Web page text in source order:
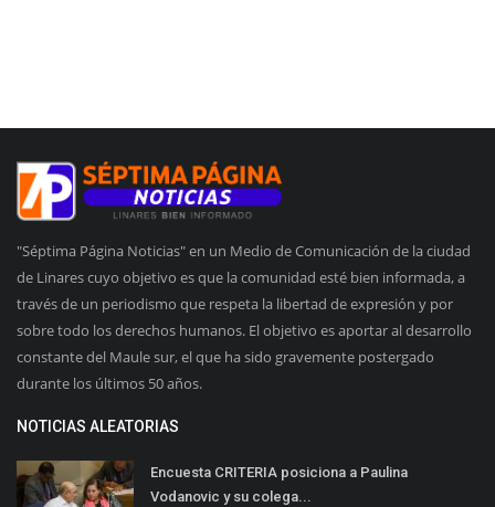
"Séptima Página Noticias" en un Medio de Comunicación de la ciudad
de Linares cuyo objetivo es que la comunidad esté bien informada, a
través de un periodismo que respeta la libertad de expresión y por
sobre todo los derechos humanos. El objetivo es aportar al desarrollo
constante del Maule sur, el que ha sido gravemente postergado
durante los últimos 50 años.
NOTICIAS ALEATORIAS
Encuesta CRITERIA posiciona a Paulina
Vodanovic y su colega...